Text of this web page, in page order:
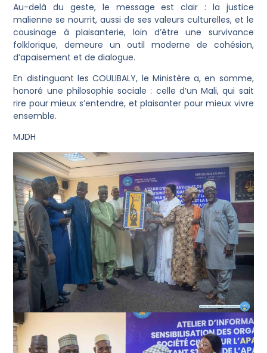
Au-delà du geste, le message est clair : la justice
malienne se nourrit, aussi de ses valeurs culturelles, et le
cousinage à plaisanterie, loin d’être une survivance
folklorique, demeure un outil moderne de cohésion,
d’apaisement et de dialogue.
En distinguant les COULIBALY, le Ministère a, en somme,
honoré une philosophie sociale : celle d’un Mali, qui sait
rire pour mieux s’entendre, et plaisanter pour mieux vivre
ensemble.
MJDH